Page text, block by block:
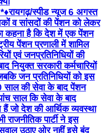
स्पीड न्यूज 6 अगस्त
व सांसदों की पेंशन को लेकर
कहना है कि देश में एक पेंशन
पेंशन प्रणाली में शामिल
एवं जनप्रतिनिधियों की
नियुक्त सरकारी कर्मचारियों
जन प्रतिनिधियों को इस
साल की सेवा के बाद पेंशन
साल कि सेवा के बाद
जो देश की आर्थिक व्यवस्था
पार्टी ने इस
उठाए ओर नहीं इसे बंद